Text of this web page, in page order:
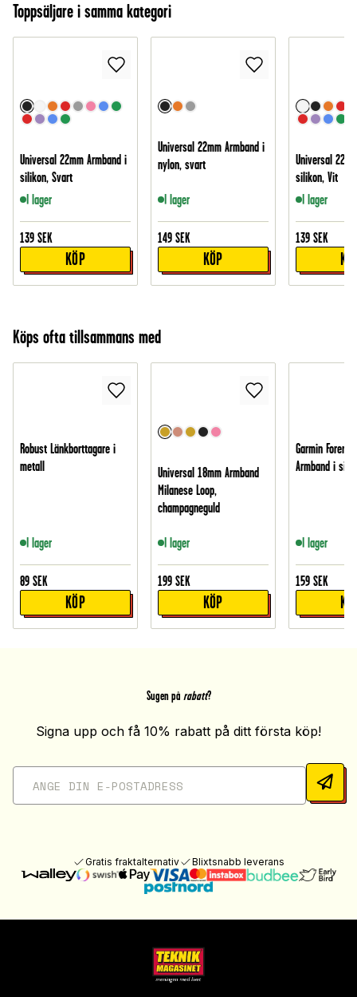
Toppsäljare i samma kategori
Universal 22mm Armband i
silikon, Svart
I lager
139 SEK
KÖP
Universal 22mm Armband i
nylon, svart
I lager
149 SEK
KÖP
Universal
silikon, Vit
I lager
139 SEK
Köps ofta tillsammans med
Robust Länkborttagare i
metall
I lager
89 SEK
KÖP
Universal 18mm Armband
Milanese Loop,
champagneguld
I lager
199 SEK
KÖP
Garmin
Armband i
I lager
159 SEK
Sugen på rabatt?
Signa upp och få 10% rabatt på ditt första köp!
Gratis fraktalternativ Blixtsnabb leverans